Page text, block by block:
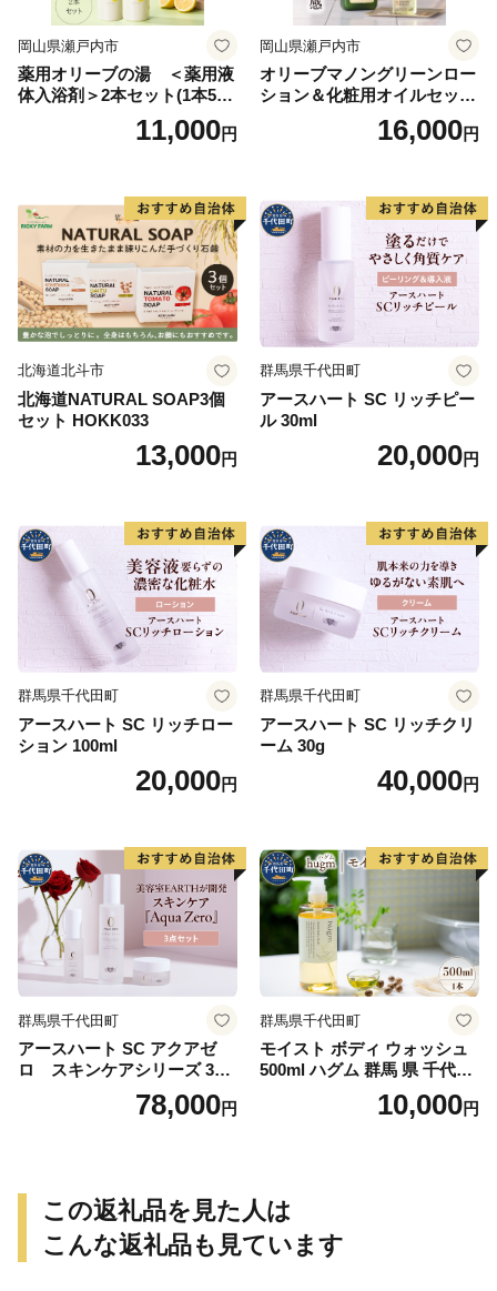
岡山県瀬戸内市
薬用オリーブの湯 ＜薬用液
体入浴剤＞2本セット(1本500
11,000円
岡山県瀬戸内市
オリーブマノングリーンロー
ション＆化粧用オイルセット
美容グッズ スキンケア 化粧
16,000円
北海道北斗市
北海道NATURAL SOAP3個
セット HOKK033
13,000円
群馬県千代田町
アースハート SC リッチピー
ル 30ml
20,000円
群馬県千代田町
アースハート SC リッチロー
ション 100ml
20,000円
群馬県千代田町
アースハート SC リッチクリ
ーム 30g
40,000円
群馬県千代田町
アースハート SC アクアゼ
ロ スキンケアシリーズ 3点
78,000円
群馬県千代田町
モイスト ボディ ウォッシュ
500ml ハグム 群馬 県 千代田
町 〈アペックス〉10,000円
この返礼品を見た人は
こんな返礼品も見ています